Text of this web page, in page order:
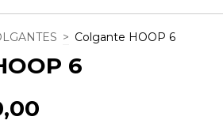
> Colgante HOOP 6
6